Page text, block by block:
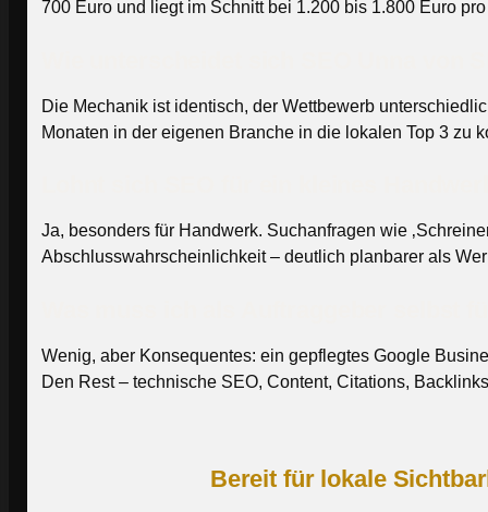
700 Euro und liegt im Schnitt bei 1.200 bis 1.800 Euro
Die Mechanik ist identisch, der Wettbewerb
Monaten in der eigenen Branche in die lokalen Top 3 zu
Ja, besonders für Handwerk. Suchanfragen wie
Abschlusswahrscheinlichkeit – deutlich planbarer als
Wenig, aber Konsequentes: ein gepflegtes Google
Den Rest – technische SEO, Content, Citations,
Bereit für lokale